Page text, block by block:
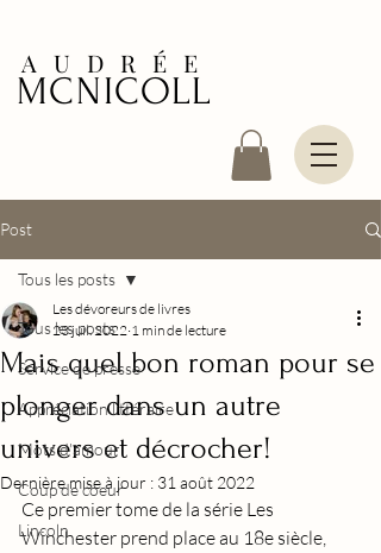
AUDRÉE
MCNICOLL
Post
Tous les posts
Service de presse
Appréciation littéraire
Mots d'amour
Coup de coeur
Lincoln
Tous les posts
Mais quel bon roman pour se
plonger dans un autre
univers et décrocher!
Les dévoreurs de livres
23 juil. 2022 1 min de lecture
Dernière mise à jour : 31 août 2022
Ce premier tome de la série Les
Winchester prend place au 18e siècle,